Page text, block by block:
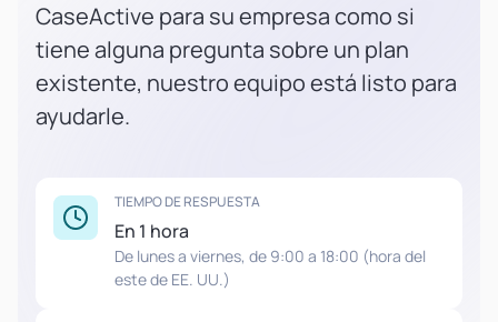
CaseActive para su empresa como si
tiene alguna pregunta sobre un plan
existente, nuestro equipo está listo para
ayudarle.
TIEMPO DE RESPUESTA
En 1 hora
De lunes a viernes, de 9:00 a 18:00 (hora del
este de EE. UU.)